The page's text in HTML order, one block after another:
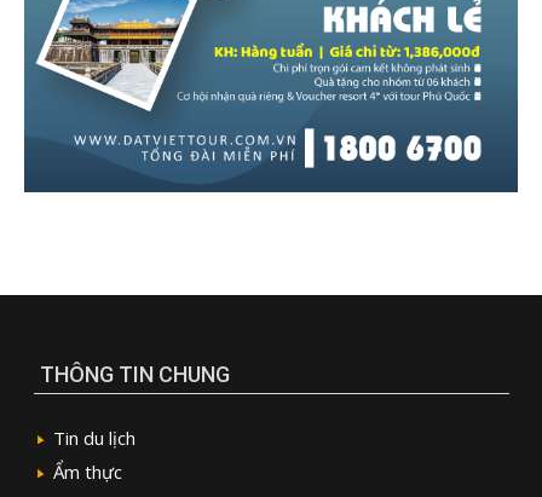
THÔNG TIN CHUNG
Tin du lịch
Ẩm thực